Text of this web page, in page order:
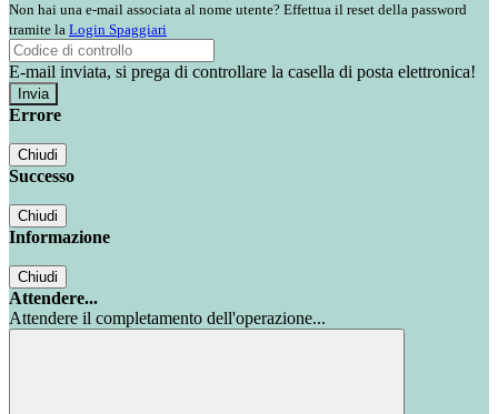
Non hai una e-mail associata al nome utente? Effettua il reset della password
tramite la Login Spaggiari
E-mail inviata, si prega di controllare la casella di posta elettronica!
Errore
Chiudi
Successo
Chiudi
Informazione
Chiudi
Attendere...
Attendere il completamento dell'operazione...